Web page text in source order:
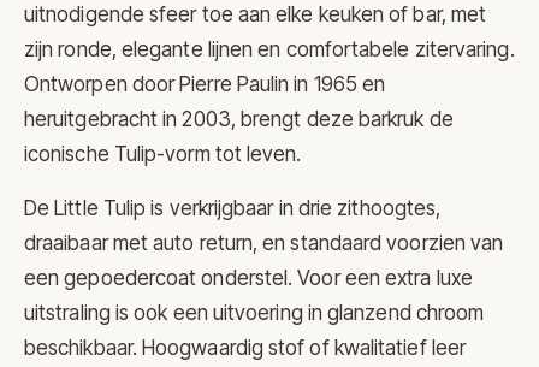
uitnodigende sfeer toe aan elke keuken of bar, met
zijn ronde, elegante lijnen en comfortabele zitervaring.
Ontworpen door Pierre Paulin in 1965 en
heruitgebracht in 2003, brengt deze barkruk de
iconische Tulip-vorm tot leven.
De Little Tulip is verkrijgbaar in drie zithoogtes,
draaibaar met auto return, en standaard voorzien van
een gepoedercoat onderstel. Voor een extra luxe
uitstraling is ook een uitvoering in glanzend chroom
beschikbaar. Hoogwaardig stof of kwalitatief leer